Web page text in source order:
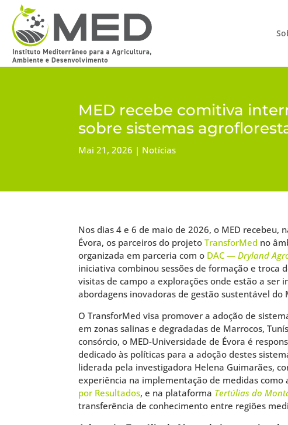
MED recebe comitiva
sobre sistemas
Mai 21, 2026 Notícias
Nos dias 4 e 6 de maio de 2026, o MED recebeu,
Évora, os parceiros do projetoTransforMed no
organizada em parceria com o DAC —Dryland
iniciativa combinou sessões de formação e troca
visitas de campo a explorações onde estão a ser
abordagens inovadoras de gestão sustentável do
O TransforMed visa promover a adoção de
em zonas salinas e degradadas de Marrocos,
consórcio, o MED-Universidade de Évora é
dedicado às políticas para a adoção destes
liderada pela investigadora Helena Guimarães,
experiência na implementação de medidas como
por Resultados, e na plataforma Tertúlias do
transferência de conhecimento entre regiões